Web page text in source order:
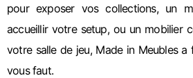
pour exposer vos collections, un
accueillir votre setup, ou un mobilier
votre salle de jeu, Made in Meubles a
vous faut.